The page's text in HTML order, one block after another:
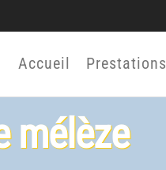
Accueil Prestations
mélèze